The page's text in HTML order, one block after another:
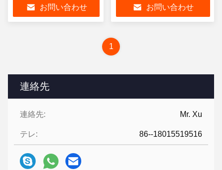
連絡先
連絡先: Mr. Xu
テレ: 86--18015519516
ト ステライト 6
お問い合わせ お問い合わせ
1